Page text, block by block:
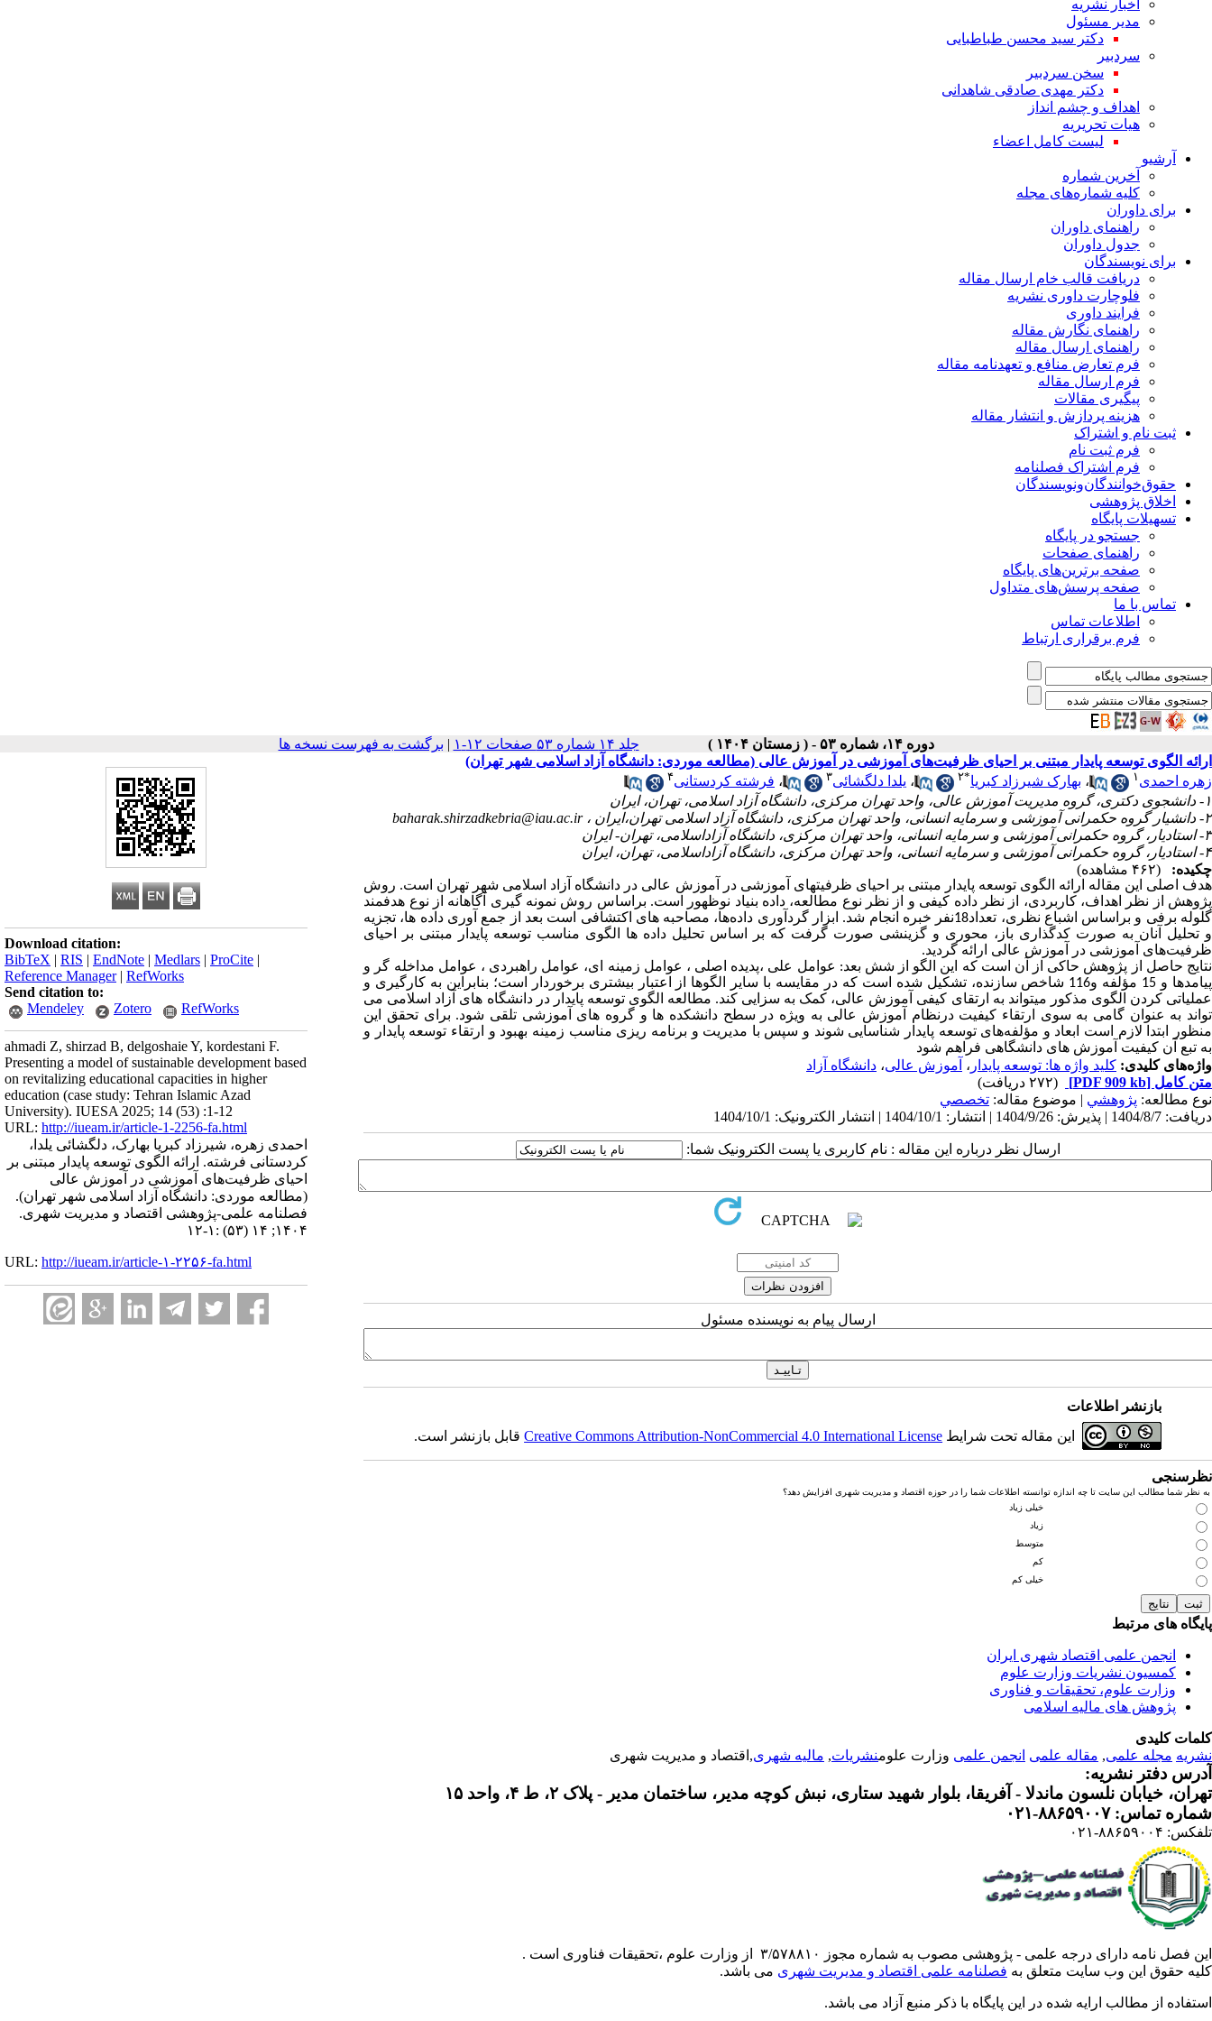
اخبار نشریه
مدیر مسئول
دکتر سید محسن طباطبایی
سردبیر
سخن سردبیر
دکتر مهدی صادقی شاهدانی
اهداف و چشم انداز
هیات تحریریه
لیست کامل اعضاء
آرشیو
آخرین شماره
کلیه شماره‌های مجله
برای داوران
راهنمای داوران
جدول داوران
برای نویسندگان
دریافت قالب خام ارسال مقاله
فلوچارت داوری نشریه
فرایند داوری
راهنمای نگارش مقاله
راهنمای ارسال مقاله
فرم تعارض منافع و تعهدنامه مقاله
فرم ارسال مقاله
پیگیری مقالات
هزینه پردازش و انتشار مقاله
ثبت نام و اشتراک
فرم ثبت نام
فرم اشتراک فصلنامه
حقوق‌خوانندگان‌و‌نویسندگان
اخلاق پژوهشی
تسهیلات پایگاه
جستجو در پایگاه
راهنمای صفحات
صفحه برترین‌های پایگاه
صفحه پرسش‌های متداول
تماس با ما
اطلاعات تماس
فرم برقراری ارتباط
دوره ۱۴، شماره ۵۳ - ( زمستان ۱۴۰۴ ) جلد ۱۴ شماره ۵۳ صفحات ۱۲-۱ | برگشت به فهرست نسخه ها
Download citation:
BibTeX | RIS | EndNote | Medlars | ProCite |
Reference Manager| RefWorks
Send citation to:
Mendeley
Zotero RefWorks
ahmadi Z, shirzad B, delgoshaie Y, kordestani F.
Presenting a model of sustainable development based
on revitalizing educational capacities in higher
education (case study: Tehran Islamic Azad
University). IUESA 2025; 14 (53) :1-12
URL: http://iueam.ir/article-1-2256-fa.html
احمدی زهره، شیرزاد کبریا بهارک، دلگشائی یلدا،
کردستانی فرشته. ارائه الگوی توسعه پایدار مبتنی بر
احیای ظرفیت‌های آموزشی در آموزش عالی
(مطالعه موردی: دانشگاه آزاد اسلامی شهر تهران).
فصلنامه علمی-پژوهشی اقتصاد و مدیریت شهری.
۱۴۰۴; ۱۴ (۵۳) :۱-۱۲
URL: http://iueam.ir/article-۱-۲۲۵۶-fa.html
ارائه الگوی توسعه پایدار مبتنی بر احیای ظرفیت‌های آموزشی در آموزش عالی (مطالعه موردی: دانشگاه آزاد اسلامی شهر تهران)
زهره احمدی ۱ ، بهارک شیرزاد کبریا*۲ ، یلدا دلگشائی۳ ، فرشته کردستانی۴
۱- دانشجوی دکتری، گروه مدیریت آموزش عالی، واحد تهران مرکزی، دانشگاه آزاد اسلامی، تهران، ایران
۲- دانشیار گروه حکمرانی آموزشی و سرمایه انسانی، واحد تهران مرکزی، دانشگاه آزاد اسلامی تهران،ایران ،
baharak.shirzadkebria@iau.ac.ir
۳- استادیار، گروه حکمرانی آموزشی و سرمایه انسانی، واحد تهران مرکزی، دانشگاه آزاداسلامی، تهران- ایران
۴- استادیار، گروه حکمرانی آموزشی و سرمایه انسانی، واحد تهران مرکزی، دانشگاه آزاداسلامی، تهران، ایران
چکیده:
(۴۶۲ مشاهده)
هدف اصلی این مقاله ارائه الگوی توسعه پایدار مبتنی بر احیای ظرفیتهای آموزشی در آموزش عالی در دانشگاه آزاد اسلامی شهر تهران است. روش
پژوهش از نظر اهداف، کاربردی، از نظر داده کیفی و از نظر نوع مطالعه، داده بنیاد نوظهور است. براساس روش نمونه گیری آگاهانه از نوع هدفمند
گلوله برفی و براساس اشباع نظری، تعداد18نفر خبره انجام شد. ابزار گردآوری داده‌ها، مصاحبه های اکتشافی است بعد از جمع آوری داده ها، تجزیه
و تحلیل آنان به صورت کدگذاری باز، محوری و گزینشی صورت گرفت که بر اساس تحلیل داده ها الگوی مناسب توسعه پایدار مبتنی بر احیای
ظرفیت‌های آموزشی در آموزش عالی ارائه گردید.
نتایج حاصل از پژوهش حاکی از آن است که این الگو از شش بعد: عوامل علی ،پدیده اصلی ، عوامل زمینه ای، عوامل راهبردی ، عوامل مداخله گر‌ و
پیامدها و 15 مؤلفه و116 شاخص سازنده، تشکیل شده است که در مقایسه با سایر الگوها از اعتبار بیشتری برخوردار است؛ بنابراین به کارگیری و
عملیاتی کردن الگوی مذکور میتواند به ارتقای کیفی آموزش عالی، کمک به سزایی کند. مطالعه الگوی توسعه پایدار در دانشگاه های آزاد اسلامی می
تواند به عنوان گامی به سوی ارتقاء کیفیت درنظام آموزش عالی به ویژه در سطح دانشکده ها و گروه های آموزشی تلقی شود. برای تحقق این
منظور ابتدا لازم است ابعاد و مؤلفه‌های توسعه پایدار شناسایی شوند و سپس با مدیریت و برنامه ریزی مناسب زمینه بهبود و ارتقاء توسعه پایدار و
به تبع آن کیفیت آموزش های دانشگاهی فراهم شود
واژه‌های کلیدی: کلید واژه ها: توسعه پایدار ، آموزش عالی، دانشگاه آزاد
متن کامل [PDF 909 kb]
(۲۷۲ دریافت)
نوع مطالعه: پژوهشي | موضوع مقاله: تخصصي
دریافت: 1404/8/7 | پذیرش: 1404/9/26 | انتشار: 1404/10/1 | انتشار الکترونیک: 1404/10/1
ارسال نظر درباره این مقاله : نام کاربری یا پست الکترونیک شما:
ارسال پیام به نویسنده مسئول
بازنشر اطلاعات
این مقاله تحت شرایط Creative Commons Attribution-NonCommercial 4.0 International Licenseقابل بازنشر است.
نظرسنجی
به نظر شما مطالب این سایت تا چه اندازه توانسته اطلاعات شما را در حوزه اقتصاد و مدیریت شهری افزایش دهد؟
خیلی زیاد
زیاد
متوسط
کم
خیلی کم
پایگاه های مرتبط
انجمن علمی اقتصاد شهری ایران
کمسیون نشریات وزارت علوم
وزارت علوم، تحقیقات و فناوری
پژوهش های مالیه اسلامی
کلمات کلیدی
نشریه مجله علمی, مقاله علمی انجمن علمی وزارت علومنشریات, مالیه شهری,اقتصاد و مدیریت شهری
آدرس دفتر نشریه:
تهران، خیابان نلسون ماندلا - آفریقا، بلوار شهید ستاری، نبش کوچه مدیر، ساختمان مدیر - پلاک ۲، ط ۴، واحد ۱۵
شماره تماس: ۸۸۶۵۹۰۰۷-۰۲۱
تلفکس: ۸۸۶۵۹۰۰۴-۰۲۱
این فصل نامه دارای درجه علمی - پژوهشی مصوب به شماره مجوز ۳/۵۷۸۸۱۰ از وزارت علوم ،تحقیقات فناوری است .
کلیه حقوق این وب سایت متعلق به فصلنامه علمی اقتصاد و مدیریت شهری می باشد.
استفاده از مطالب ارایه شده در این پایگاه با ذکر منبع آزاد می باشد.